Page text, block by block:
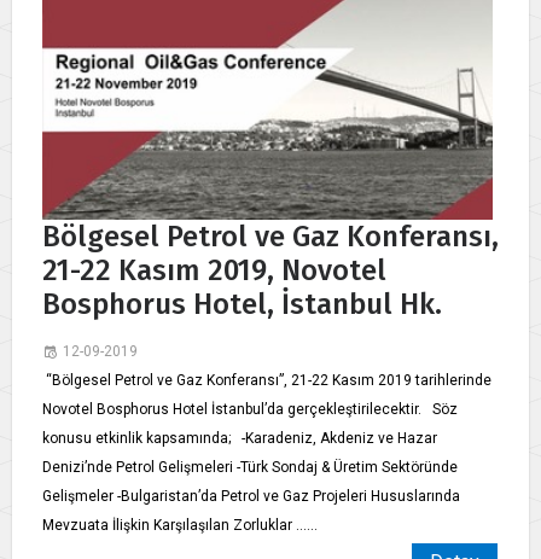
Bölgesel Petrol ve Gaz Konferansı,
21-22 Kasım 2019, Novotel
Bosphorus Hotel, İstanbul Hk.
12-09-2019
“Bölgesel Petrol ve Gaz Konferansı”, 21-22 Kasım 2019 tarihlerinde
Novotel Bosphorus Hotel İstanbul’da gerçekleştirilecektir. Söz
konusu etkinlik kapsamında; -Karadeniz, Akdeniz ve Hazar
Denizi’nde Petrol Gelişmeleri -Türk Sondaj & Üretim Sektöründe
Gelişmeler -Bulgaristan’da Petrol ve Gaz Projeleri Hususlarında
Mevzuata İlişkin Karşılaşılan Zorluklar ......